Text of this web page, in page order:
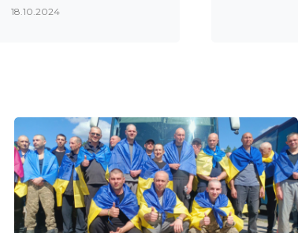
18.10.2024